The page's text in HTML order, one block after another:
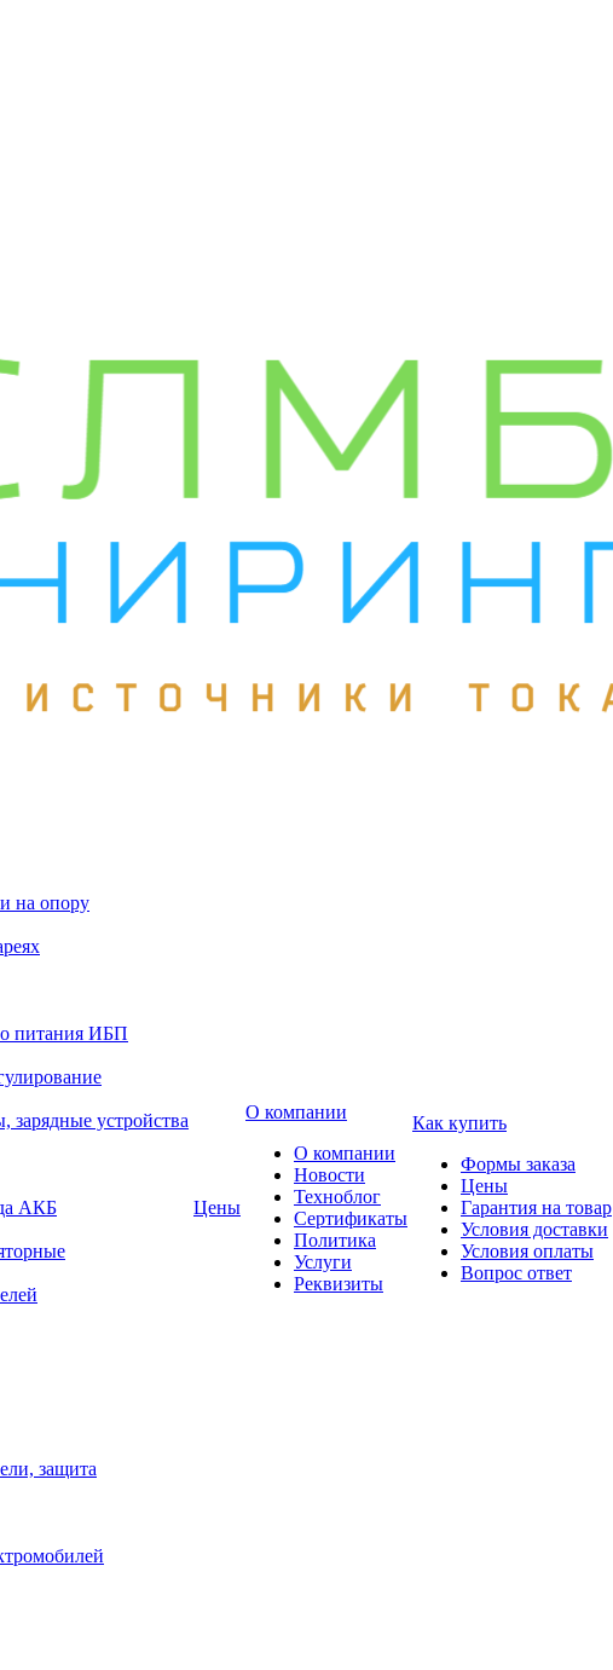
на опору
питания ИБП
зарядные устройства
АКБ
защита
Цены
О компании
О компании
Новости
Техноблог
Сертификаты
Политика
Услуги
Реквизиты
Как купить
Формы заказа
Цены
Гарантия на товар
Условия доставки
Условия оплаты
Вопрос ответ